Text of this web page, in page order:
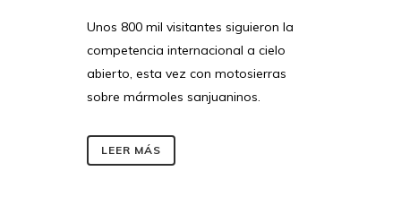
Unos 800 mil visitantes siguieron la
competencia internacional a cielo
abierto, esta vez con motosierras
sobre mármoles sanjuaninos.
LEER MÁS